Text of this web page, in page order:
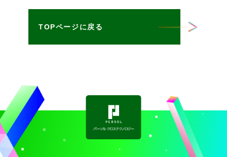
TOPページに戻る